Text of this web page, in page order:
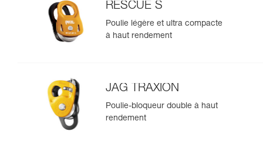
RESCUE S
Poulie légère et ultra compacte
à haut rendement
JAG TRAXION
Poulie-bloqueur double à haut
rendement